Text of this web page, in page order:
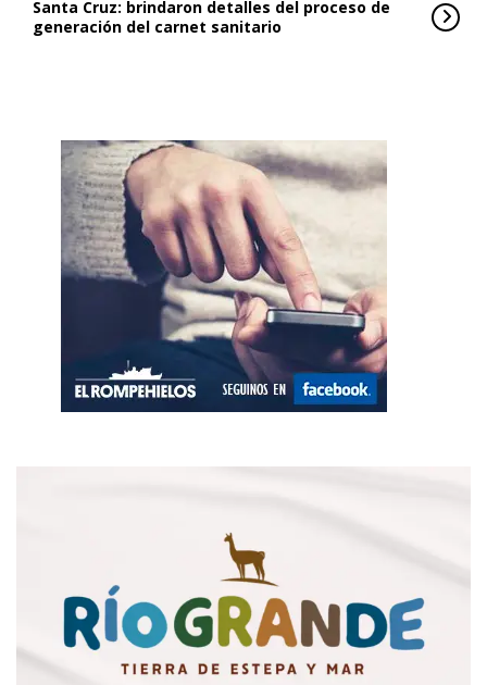
Santa Cruz: brindaron detalles del proceso de
generación del carnet sanitario